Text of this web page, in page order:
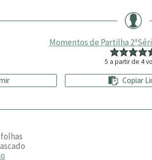
Momentos de Partilha
5 a partir de4
Copiar